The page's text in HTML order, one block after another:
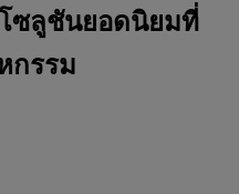
ซลูชันยอดนิยมที่
กรรม